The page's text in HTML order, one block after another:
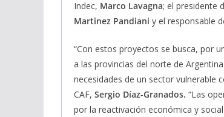
Indec, Marco Lavagna; el presidente
Martinez Pandiani y el responsable
“Con estos proyectos se busca, por
a las provincias del norte de
necesidades de un sector vulnerable
CAF, Sergio Díaz-Granados. “Las
por la reactivación económica y